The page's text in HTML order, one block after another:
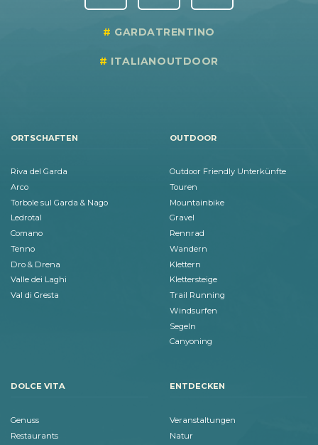
GARDATRENTINO
ITALIANOUTDOOR
ORTSCHAFTEN
Riva del Garda
Arco
Torbole sul Garda & Nago
Ledrotal
Comano
Tenno
Dro & Drena
Valle dei Laghi
Val di Gresta
OUTDOOR
Outdoor Friendly Unterkünfte
Touren
Mountainbike
Gravel
Rennrad
Wandern
Klettern
Klettersteige
Trail Running
Windsurfen
Segeln
Canyoning
DOLCE VITA
Genuss
Restaurants
ENTDECKEN
Veranstaltungen
Natur